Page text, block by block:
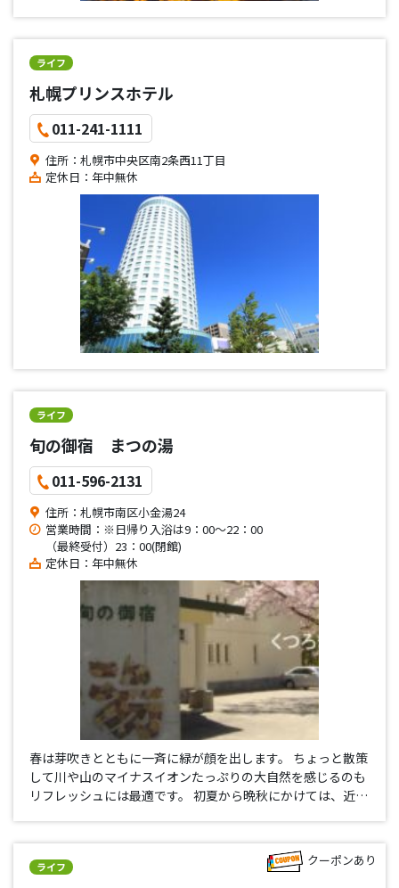
ライフ
札幌プリンスホテル
011-241-1111
住所：札幌市中央区南2条西11丁目
定休日：年中無休
ライフ
旬の御宿 まつの湯
011-596-2131
住所：札幌市南区小金湯24
営業時間：※日帰り入浴は9：00～22：00
（最終受付）23：00(閉館)
定休日：年中無休
春は芽吹きとともに一斉に緑が顔を出します。 ちょっと散策
して川や山のマイナスイオンたっぷりの大自然を感じるのも
リフレッシュには最適です。 初夏から晩秋にかけては、近郊
ライフ クーポンあり